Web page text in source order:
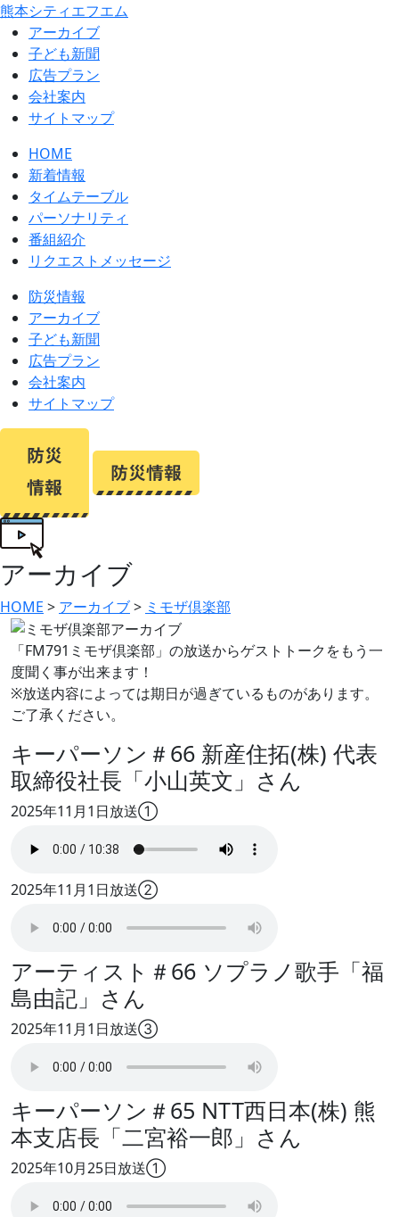
熊本シティエフエム
アーカイブ
⼦ども新聞
広告プラン
会社案内
サイトマップ
HOME
新着情報
タイムテーブル
パーソナリティ
番組紹介
リクエストメッセージ
防災情報
アーカイブ
子ども新聞
広告プラン
会社案内
サイトマップ
アーカイブ
HOME > アーカイブ> ミモザ倶楽部
「FM791ミモザ倶楽部」の放送からゲストトークをもう一
度聞く事が出来ます！
※放送内容によっては期日が過ぎているものがあります。
ご了承ください。
キーパーソン＃66 新産住拓(株) 代表
取締役社長「小山英文」さん
2025年11月1日放送①
2025年11月1日放送②
アーティスト＃66 ソプラノ歌手「福
島由記」さん
2025年11月1日放送③
キーパーソン＃65 NTT西日本(株) 熊
本支店長「二宮裕一郎」さん
2025年10月25日放送①